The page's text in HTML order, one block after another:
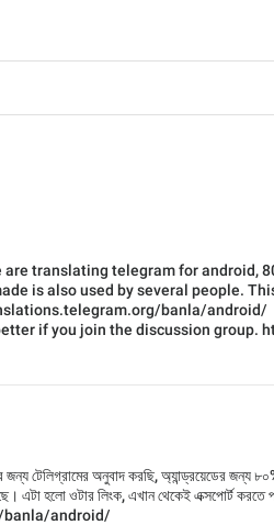
are translating telegram for android,
is also used by several people.
banla/android/
if you join the discussion group.
টেলিগ্রামের অনুবাদ করছি, অ্যান্ড্রয়েডের জন্য
এটা হলো ওটার লিংক, এখান থেকেই এক্সপোর্ট করতে
android/